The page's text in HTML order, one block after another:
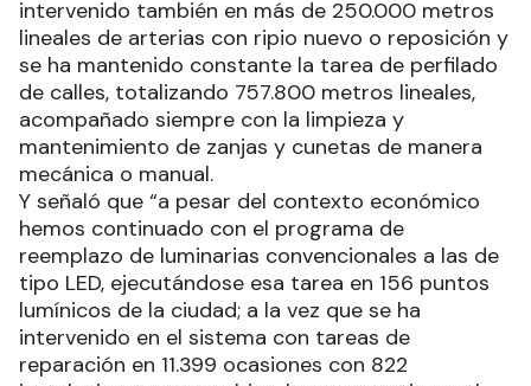
intervenido también en más de 250.000 metros
lineales de arterias con ripio nuevo o reposición y
se ha mantenido constante la tarea de perfilado
de calles, totalizando 757.800 metros lineales,
acompañado siempre con la limpieza y
mantenimiento de zanjas y cunetas de manera
mecánica o manual.
Y señaló que “a pesar del contexto económico
hemos continuado con el programa de
reemplazo de luminarias convencionales a las de
tipo LED, ejecutándose esa tarea en 156 puntos
lumínicos de la ciudad; a la vez que se ha
intervenido en el sistema con tareas de
reparación en 11.399 ocasiones con 822